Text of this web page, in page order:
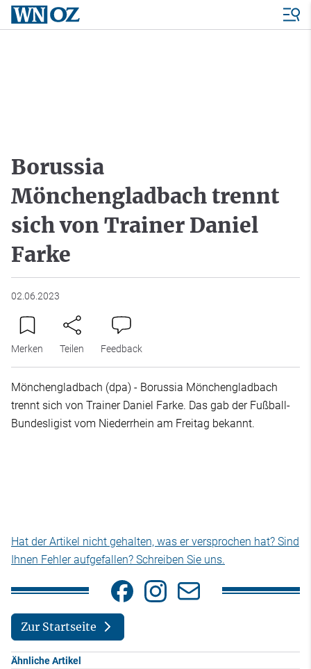
Borussia
Mönchengladbach trennt
sich von Trainer Daniel
Farke
02.06.2023
Merken Teilen Feedback
Mönchengladbach (dpa) - Borussia Mönchengladbach
trennt sich von Trainer Daniel Farke. Das gab der Fußball-
Bundesligist vom Niederrhein am Freitag bekannt.
Hat der Artikel nicht gehalten, was er versprochen hat? Sind
Ihnen Fehler aufgefallen? Schreiben Sie uns.
Zur Startseite
Ähnliche Artikel